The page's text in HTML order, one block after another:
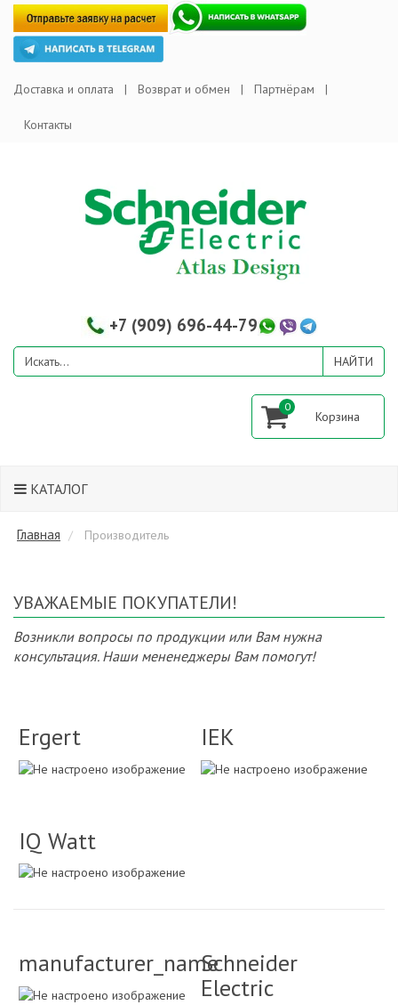
Доставка и оплата Возврат и обмен Партнёрам
Контакты
+7 (909) 696-44-79
0
КАТАЛОГ
Главная Производитель
УВАЖАЕМЫЕ ПОКУПАТЕЛИ!
Возникли вопросы по продукции или Вам нужна
консультация. Наши мененеджеры Вам помогут!
Ergert IEK
IQ Watt
manufacturer_nameSchneider
Electric